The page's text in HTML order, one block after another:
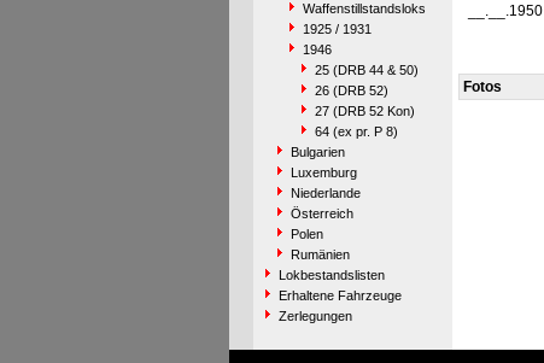
Waffenstillstandsloks
1925 / 1931
1946
25 (DRB 44 & 50)
26 (DRB 52)
27 (DRB 52 Kon)
64 (ex pr. P 8)
Bulgarien
Luxemburg
Niederlande
Österreich
Polen
Rumänien
Lokbestandslisten
Erhaltene Fahrzeuge
Zerlegungen
__.__.1950
Fotos